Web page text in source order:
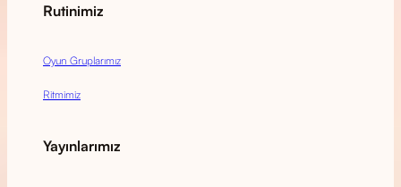
Rutinimiz
Oyun Gruplarımız
Ritmimiz
Yayınlarımız